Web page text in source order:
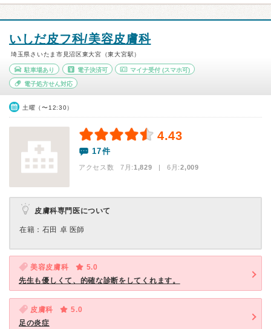
いしだ皮フ科/美容皮膚科
埼玉県さいたま市見沼区東大宮（東大宮駅）
駐車場あり 電子決済可 マイナ受付 (スマホ可)
電子処方せん対応
土曜（〜12:30）
4.43
17件
アクセス数 7月:1,829 | 6月:2,009
皮膚科専門医について
在籍：石田 卓 医師
美容皮膚科
5.0
先生も優しくて、的確な診断をしてくれます。
皮膚科
5.0
足の炎症